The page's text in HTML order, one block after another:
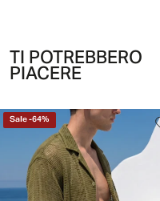
TI POTREBBERO
PIACERE
Sale-64%